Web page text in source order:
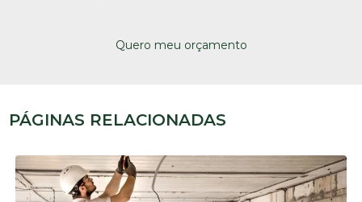
Quero meu orçamento
PÁGINAS RELACIONADAS